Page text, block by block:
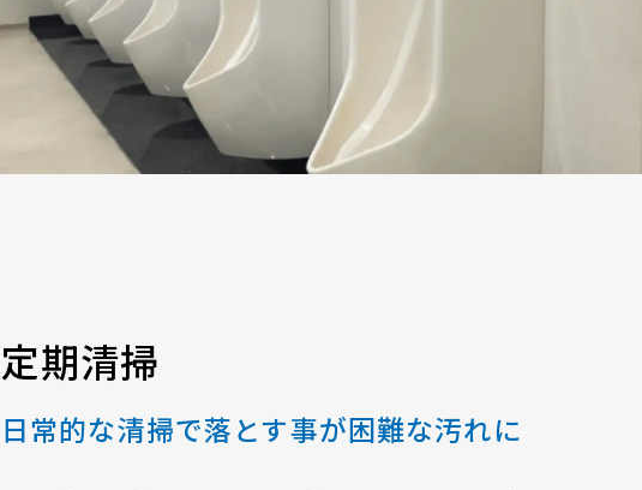
定期清掃
日常的な清掃で落とす事が困難な汚れに